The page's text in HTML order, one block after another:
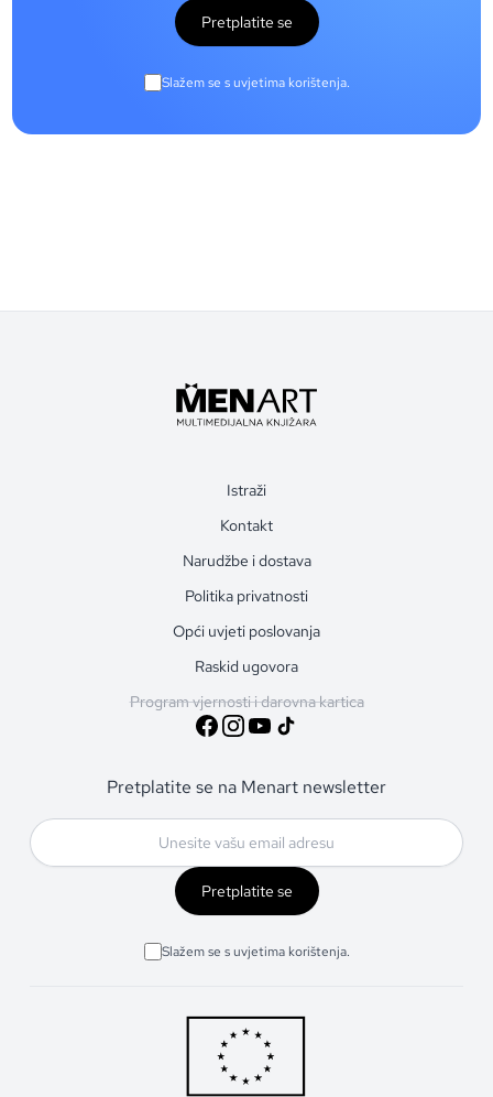
Pretplatite se
Slažem se s uvjetima korištenja.
Istraži
Kontakt
Narudžbe i dostava
Politika privatnosti
Opći uvjeti poslovanja
Raskid ugovora
Program vjernosti i darovna kartica
Pretplatite se na Menart newsletter
Pretplatite se
Slažem se s uvjetima korištenja.